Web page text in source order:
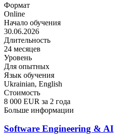
Формат
Online
Начало обучения
30.06.2026
Длительность
24 месяцев
Уровень
Для опытных
Язык обучения
Ukrainian, English
Стоимость
8 000 EUR за 2 года
Больше информации
Software Engineering & AI